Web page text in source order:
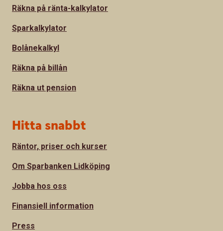
Räkna på ränta-kalkylator
Sparkalkylator
Bolånekalkyl
Räkna på billån
Räkna ut pension
Hitta snabbt
Räntor, priser och kurser
Om Sparbanken Lidköping
Jobba hos oss
Finansiell information
Press